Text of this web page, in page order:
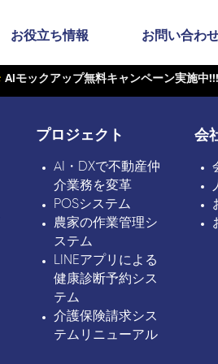
お役立ち情報 お問い合わ
AIモックアップ無料キャンペーン実施中!!!
プロジェクト
AI・DXで不動産仲
介業務を変革
POSシステム
農家の作業管理シ
ステム
LINEアプリによる
健康診断予約シス
テム
介護保険請求シス
テムリニューアル
会